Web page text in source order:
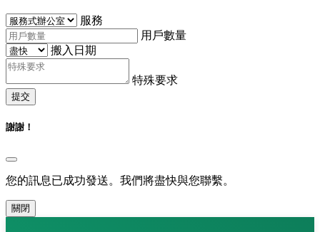
服務
用戶數量
搬入日期
特殊要求
提交
謝謝！
您的訊息已成功發送。我們將盡快與您聯繫。
關閉